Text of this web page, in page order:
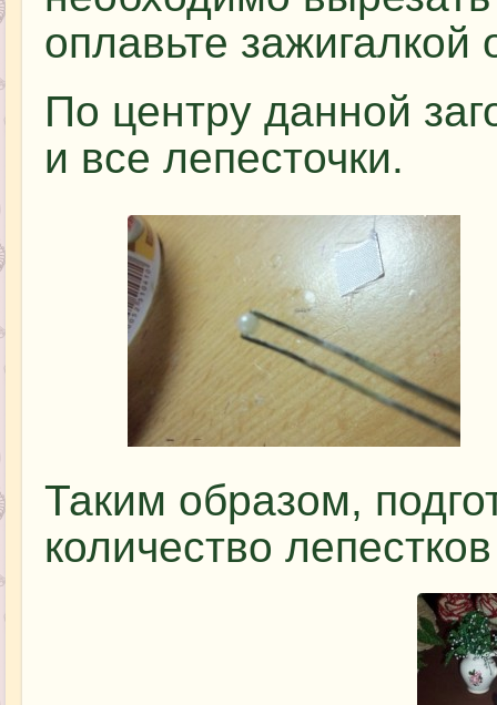
оплавьте зажигалкой
По центру данной
и все лепесточки.
Таким образом,
количество